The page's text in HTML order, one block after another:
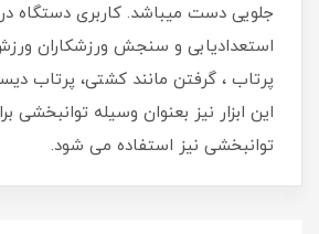
جلویی دست میباشد. کاربری دستگاه
استعدادیابی و سنجش ورزشکاران
پرتاب ، گرفتن مانند کشتی، پرتاب
این ابزار نیز بعنوان وسیله
توانبخشی نیز استفاده می شود.